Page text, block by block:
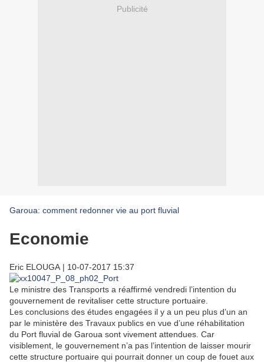
Publicité
Garoua: comment redonner vie au port fluvial
Economie
Eric ELOUGA | 10-07-2017 15:37
Le ministre des Transports a réaffirmé vendredi l’intention du
gouvernement de revitaliser cette structure portuaire.
Les conclusions des études engagées il y a un peu plus d’un an
par le ministère des Travaux publics en vue d’une réhabilitation
du Port fluvial de Garoua sont vivement attendues. Car
visiblement, le gouvernement n’a pas l’intention de laisser mourir
cette structure portuaire qui pourrait donner un coup de fouet aux